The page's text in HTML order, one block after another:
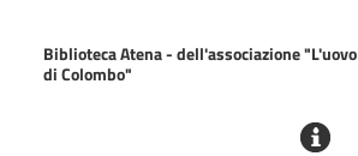
Biblioteca Atena - dell'associazione "L'uovo
di Colombo"